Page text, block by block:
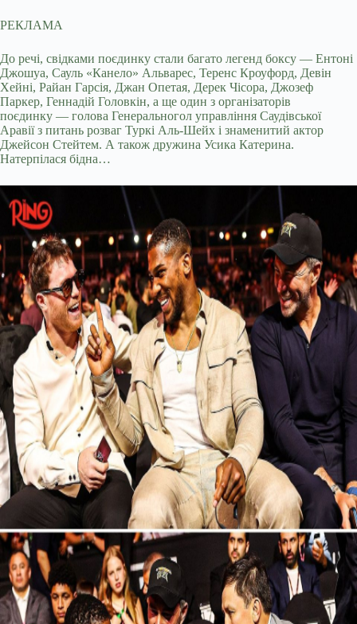
РЕКЛАМА
До речі, свідками поєдинку стали багато легенд боксу — Ентоні
Джошуа, Сауль «Канело» Альварес, Теренс Кроуфорд, Девін
Хейні, Райан Гарсія, Джан Опетая, Дерек Чісора, Джозеф
Паркер, Геннадій Головкін, а ще один з організаторів
поєдинку — голова Генеральногол управління Саудівської
Аравії з питань розваг Туркі Аль-Шейх і знаменитий актор
Джейсон Стейтем. А також дружина Усика Катерина.
Натерпілася бідна…